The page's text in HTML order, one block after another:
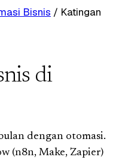
Bisnis / Katingan
di
dengan otomasi.
(n8n, Make, Zapier)